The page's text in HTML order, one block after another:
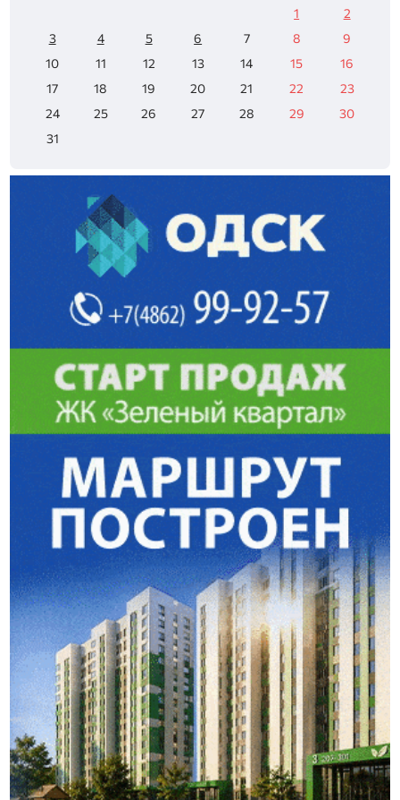
1
2
3
4 5 6 7 8
9
10
11 12 13 14 15
16
17
18 19 20 21 22
23
24
25 26 27 28 29
30
31